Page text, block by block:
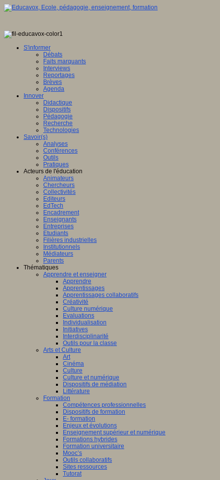
S'informer
Débats
Faits marquants
Interviews
Reportages
Brèves
Agenda
Innover
Didactique
Dispositifs
Pédagogie
Recherche
Technologies
Savoir(s)
Analyses
Conférences
Outils
Pratiques
Acteurs de l'éducation
Animateurs
Chercheurs
Collectivités
Editeurs
EdTech
Encadrement
Enseignants
Entreprises
Etudiants
Filières industrielles
Institutionnels
Médiateurs
Parents
Thématiques
Apprendre et enseigner
Apprendre
Apprentissages
Apprentissages collaboratifs
Créativité
Culture numérique
Evaluations
Individualisation
Initiatives
Interdisciplinarité
Outils pour la classe
Arts et Culture
Art
Cinéma
Culture
Culture et numérique
Dispositifs de médiation
Littérature
Formation
Compétences professionnelles
Dispositifs de formation
E- formation
Enjeux et évolutions
Enseignement supérieur et numérique
Formations hybrides
Formation universitaire
Mooc’s
Outils collaboratifs
Sites ressources
Tutorat